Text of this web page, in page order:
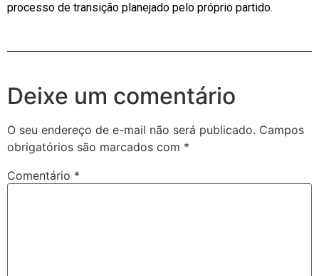
processo de transição planejado pelo próprio partido.
Deixe um comentário
O seu endereço de e-mail não será publicado. Campos
obrigatórios são marcados com *
Comentário *